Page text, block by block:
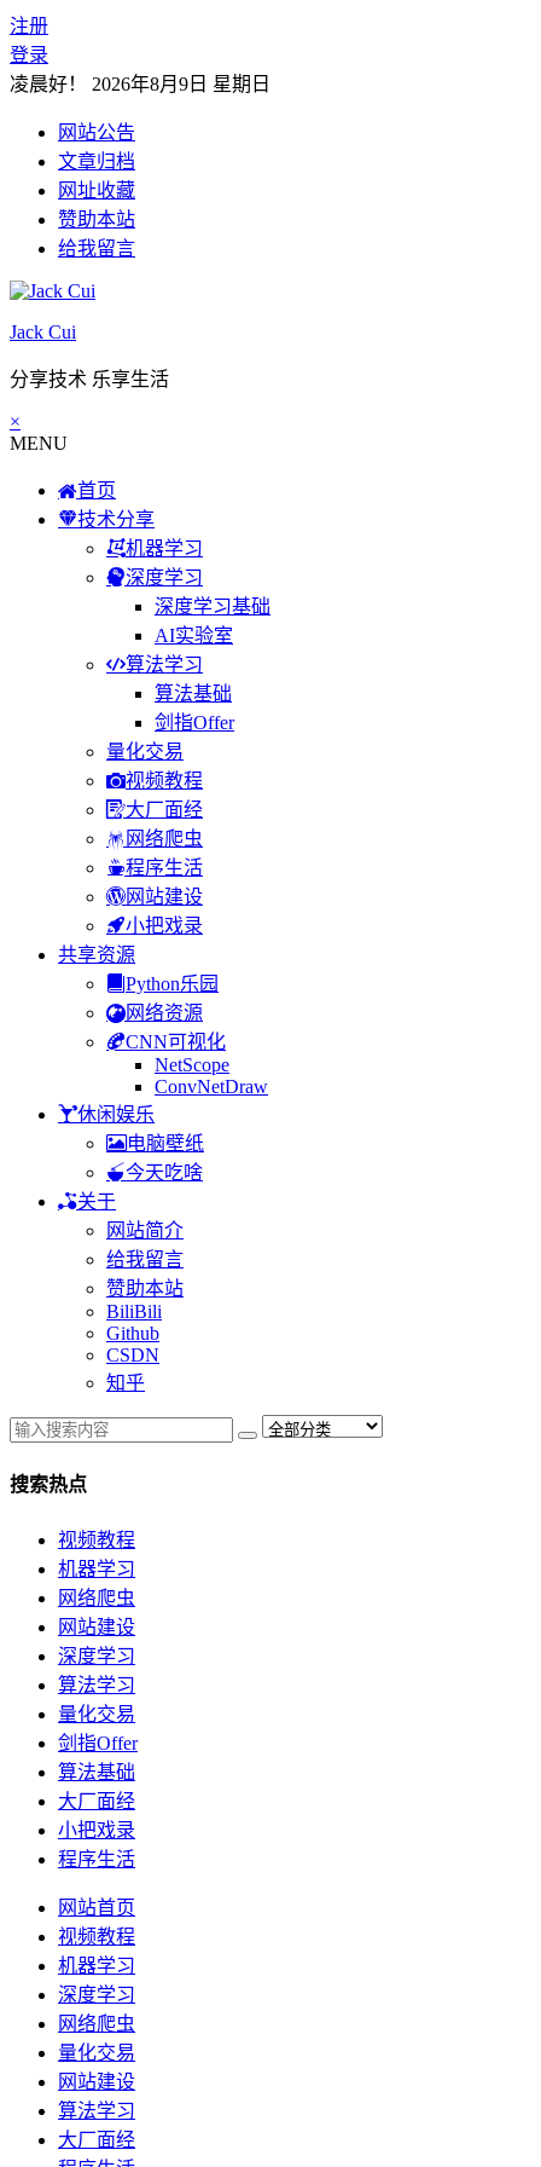
注册
登录
凌晨好！ 2026年8月9日 星期日
网站公告
文章归档
网址收藏
赞助本站
给我留言
Jack Cui
分享技术 乐享生活
×
MENU
首页
技术分享
机器学习
深度学习
深度学习基础
AI实验室
算法学习
算法基础
剑指Offer
量化交易
视频教程
大厂面经
网络爬虫
程序生活
网站建设
小把戏录
共享资源
Python乐园
网络资源
CNN可视化
NetScope
ConvNetDraw
休闲娱乐
电脑壁纸
今天吃啥
关于
网站简介
给我留言
赞助本站
BiliBili
Github
CSDN
知乎
搜索热点
视频教程
机器学习
网络爬虫
网站建设
深度学习
算法学习
量化交易
剑指Offer
算法基础
大厂面经
小把戏录
程序生活
网站首页
视频教程
机器学习
深度学习
网络爬虫
量化交易
网站建设
算法学习
大厂面经